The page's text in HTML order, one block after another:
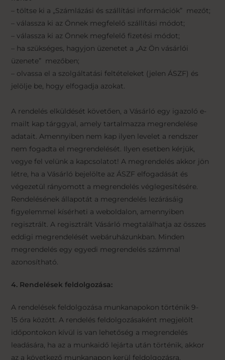
– töltse ki a „Számlázási és szállítási információk” mezőt;
– válassza ki az Önnek megfelelő szállítási módot;
– válassza ki az Önnek megfelelő fizetési módot;
– ha szükséges, hagyjon üzenetet a „Az Ön vásárlói
üzenete” mezőben;
– olvassa el a szolgáltatási feltételeket (jelen ÁSZF) és
jelölje be, hogy elfogadja azokat.
A rendelés elküldését követően, a Vásárló egy igazoló e-
mailt kap tárggyal, amely tartalmazza megrendelése
adatait. Amennyiben nem kap ilyen levelet a rendszer
nem fogadta el megrendelését. Ilyen esetben kérjük,
vegye fel velünk a kapcsolatot! A megrendelés akkor jön
létre, ha a Vásárló bejelölte az ÁSZF elfogadását és
végezetül rányomott a megrendelés véglegesítésére.
Rendelésének állapotát a megrendelés lezárásáig
figyelemmel kísérheti a weboldalon, amennyiben
regisztrált. A regisztrált Vásárló megtalálhatja az összes
eddigi megrendelését webáruházunkban. Minden
megrendelés egy egyedi megrendelés számmal
azonosítható.
4. Rendelések feldolgozása:
A rendelések feldolgozása munkanapokon történik 9-
15 óra között. A rendelés feldolgozásaként megjelölt
időpontokon kívül is van lehetőség a megrendelés
leadására, ha az a munkaidő lejárta után történik, akkor
az a következő munkanapon kerül feldolgozásra.